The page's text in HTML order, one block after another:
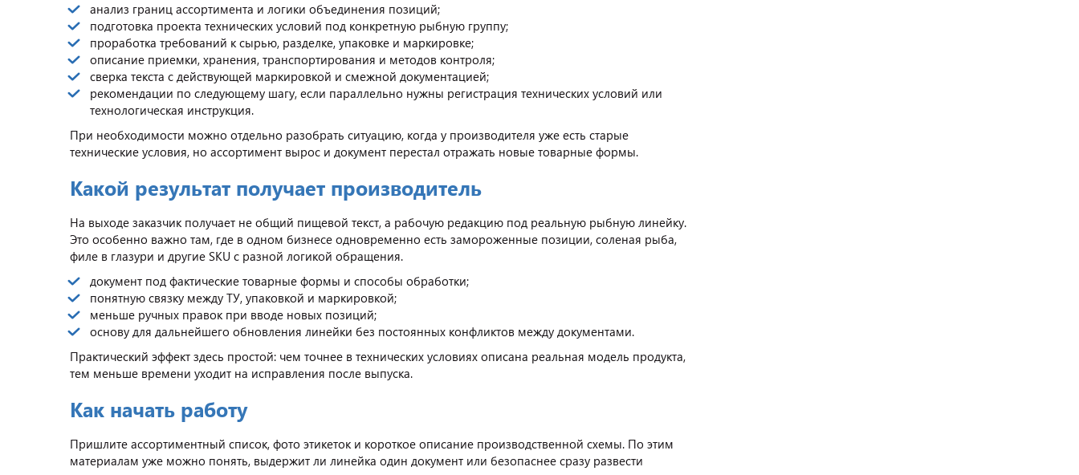
анализ границ ассортимента и логики объединения позиций;
подготовка проекта технических условий под конкретную рыбную группу;
проработка требований к сырью, разделке, упаковке и маркировке;
описание приемки, хранения, транспортирования и методов контроля;
сверка текста с действующей маркировкой и смежной документацией;
рекомендации по следующему шагу, если параллельно нужны регистрация технических условий или
технологическая инструкция.
При необходимости можно отдельно разобрать ситуацию, когда у производителя уже есть старые
технические условия, но ассортимент вырос и документ перестал отражать новые товарные формы.
Какой результат получает производитель
На выходе заказчик получает не общий пищевой текст, а рабочую редакцию под реальную рыбную линейку.
Это особенно важно там, где в одном бизнесе одновременно есть замороженные позиции, соленая рыба,
филе в глазури и другие SKU с разной логикой обращения.
документ под фактические товарные формы и способы обработки;
понятную связку между ТУ, упаковкой и маркировкой;
меньше ручных правок при вводе новых позиций;
основу для дальнейшего обновления линейки без постоянных конфликтов между документами.
Практический эффект здесь простой: чем точнее в технических условиях описана реальная модель продукта,
тем меньше времени уходит на исправления после выпуска.
Как начать работу
Пришлите ассортиментный список, фото этикеток и короткое описание производственной схемы. По этим
материалам уже можно понять, выдержит ли линейка один документ или безопаснее сразу развести